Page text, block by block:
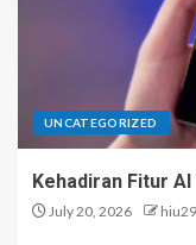
UNCATEGORIZED
Kehadiran Fitur
July 20, 2026